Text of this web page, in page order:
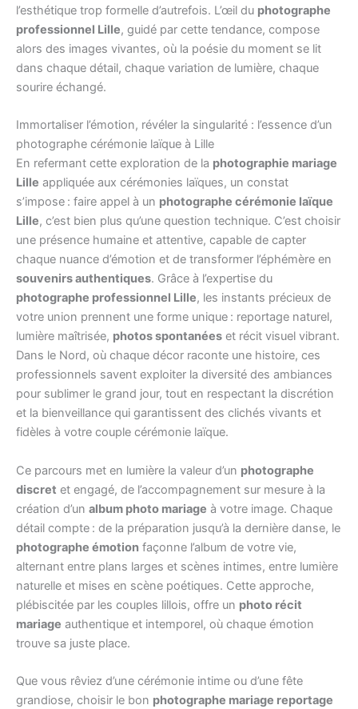
l’esthétique trop formelle d’autrefois. L’œil du photographe
professionnel Lille, guidé par cette tendance, compose
alors des images vivantes, où la poésie du moment se lit
dans chaque détail, chaque variation de lumière, chaque
sourire échangé.
Immortaliser l’émotion, révéler la singularité : l’essence d’un
photographe cérémonie laïque à Lille
En refermant cette exploration de la photographie mariage
Lille appliquée aux cérémonies laïques, un constat
s’impose : faire appel à un photographe cérémonie laïque
Lille, c’est bien plus qu’une question technique. C’est choisir
une présence humaine et attentive, capable de capter
chaque nuance d’émotion et de transformer l’éphémère en
souvenirs authentiques. Grâce à l’expertise du
photographe professionnel Lille, les instants précieux de
votre union prennent une forme unique : reportage naturel,
lumière maîtrisée, photos spontanées et récit visuel vibrant.
Dans le Nord, où chaque décor raconte une histoire, ces
professionnels savent exploiter la diversité des ambiances
pour sublimer le grand jour, tout en respectant la discrétion
et la bienveillance qui garantissent des clichés vivants et
fidèles à votre couple cérémonie laïque.
Ce parcours met en lumière la valeur d’un photographe
discret et engagé, de l’accompagnement sur mesure à la
création d’un album photo mariage à votre image. Chaque
détail compte : de la préparation jusqu’à la dernière danse, le
photographe émotion façonne l’album de votre vie,
alternant entre plans larges et scènes intimes, entre lumière
naturelle et mises en scène poétiques. Cette approche,
plébiscitée par les couples lillois, offre un photo récit
mariage authentique et intemporel, où chaque émotion
trouve sa juste place.
Que vous rêviez d’une cérémonie intime ou d’une fête
grandiose, choisir le bon photographe mariage reportage